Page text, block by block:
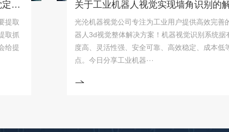
关于工业机器人视觉实现墙角识别的解决方案！
光沦机器视觉公司专注为工业用户提供高效完善的机
器人3d视觉整体解决方案！机器视觉识别系统据有精
度高、灵活性强、安全可靠、高效稳定、成本低等优
点。今日分享工业机器···